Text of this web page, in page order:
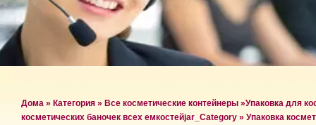
Дома » Категория » Все косметические контейнеры »Упаковка для
косметических баночек всех емкостейjar_Category » Упаковка